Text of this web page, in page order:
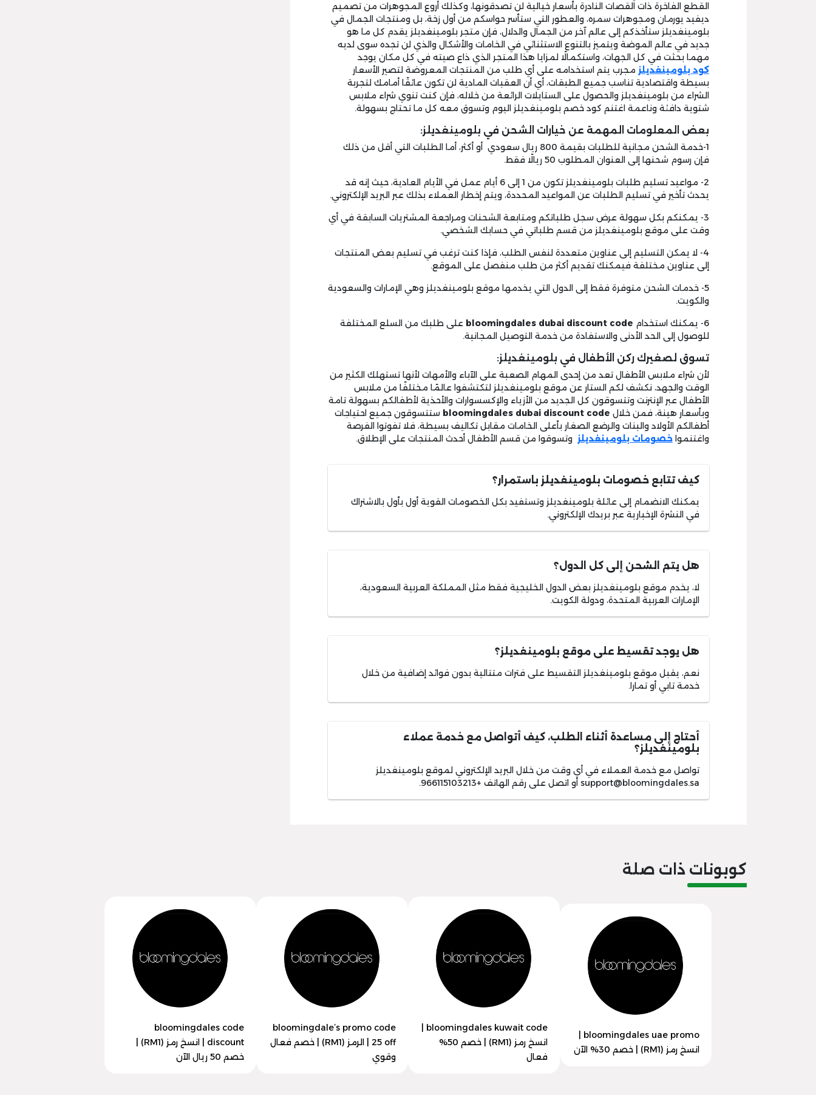
القطع الفاخرة ذات القصات النادرة بأسعار خيالية لن تصدقونها، وكذلك أروع المجوهرات من تصميم
ديفيد يورمان ومجوهرات سمره، والعطور التي ستأسر حواسكم من أول زخة، بل ومنتجات الجمال في
بلومينغديلز ستأخذكم إلى عالم آخر من الجمال والدلال، فإن متجر بلومينغديلز يقدم كل ما هو
جديد في عالم الموضة ويتميز بالتنوع الاستثنائي في الخامات والأشكال والذي لن تجده سوى لديه
مهما بحثت في كل الجهات، واستكمالًا لمزايا هذا المتجر الذي ذاع صيته في كل مكان يوجد
كود بلومينغديلز مجرب يتم استخدامه على أي طلب من المنتجات المعروضة لتصير الأسعار
بسيطة واقتصادية تناسب جميع الطبقات، أي أن العقبات المادية لن تكون عائقًا أمامك لتجربة
الشراء من بلومينغديلز والحصول على الستايلات الرائعة من خلاله، فإن كنت تنوي شراء ملابس
شتوية دافئة وناعمة اغتنم كود خصم بلومينغديلز اليوم وتسوق معه كل ما تحتاج بسهولة.
بعض المعلومات المهمة عن خيارات الشحن في بلومينغديلز:
1-خدمة الشحن مجانية للطلبات بقيمة 800 ريال سعودي أو أكثر، أما الطلبات التي أقل من ذلك
فإن رسوم شحنها إلى العنوان المطلوب 50 ريالًا فقط.
2- مواعيد تسليم طلبات بلومينغديلز تكون من 1 إلى 6 أيام عمل في الأيام العادية، حيث إنه قد
يحدث تأخير في تسليم الطلبات عن المواعيد المحددة، ويتم إخطار العملاء بذلك عبر البريد الإلكتروني.
3- يمكنكم بكل سهولة عرض سجل طلباتكم ومتابعة الشحنات ومراجعة المشتريات السابقة في أي
وقت على موقع بلومينغديلز من قسم طلباتي في حسابك الشخصي.
4- لا يمكن التسليم إلى عناوين متعددة لنفس الطلب، فإذا كنت ترغب في تسليم بعض المنتجات
إلى عناوين مختلفة فيمكنك تقديم أكثر من طلب منفصل على الموقع.
5- خدمات الشحن متوفرة فقط إلى الدول التي يخدمها موقع بلومينغديلز وهي الإمارات والسعودية
والكويت.
6- يمكنك استخدام bloomingdales dubai discount code على طلبك من السلع المختلفة
للوصول إلى الحد الأدنى والاستفادة من خدمة التوصيل المجانية.
تسوق لصغيرك ركن الأطفال في بلومينغديلز:
لأن شراء ملابس الأطفال تعد من إحدى المهام الصعبة على الآباء والأمهات لأنها تستهلك الكثير من
الوقت والجهد، نكشف لكم الستار عن موقع بلومينغديلز لتكتشفوا عالمًا مختلفًا من ملابس
الأطفال عبر الإنترنت وتتسوقون كل الجديد من الأزياء والإكسسوارات والأحذية لأطفالكم بسهولة تامة
وبأسعار هينة، فمن خلال bloomingdales dubai discount code ستتسوقون جميع احتياجات
أطفالكم الأولاد والبنات والرضع الصغار بأعلى الخامات مقابل تكاليف بسيطة، فلا تفوتوا الفرصة
واغتنموا خصومات بلومينغديلز وتسوقوا من قسم الأطفال أحدث المنتجات على الإطلاق.
كيف تتابع خصومات بلومينغديلز باستمرار؟
يمكنك الانضمام إلى عائلة بلومينغديلز وتستفيد بكل الخصومات القوية أول بأول بالاشتراك
في النشرة الإخبارية عبر بريدك الإلكتروني.
هل يتم الشحن إلى كل الدول؟
لا، يخدم موقع بلومينغديلز بعض الدول الخليجية فقط مثل المملكة العربية السعودية،
الإمارات العربية المتحدة، ودولة الكويت.
هل يوجد تقسيط على موقع بلومينغديلز؟
نعم، يقبل موقع بلومينغديلز التقسيط على فترات متتالية بدون فوائد إضافية من خلال
خدمة تابي أو تمارا.
أحتاج إلى مساعدة أثناء الطلب، كيف أتواصل مع خدمة عملاء
بلومينغديلز؟
تواصل مع خدمة العملاء في أي وقت من خلال البريد الإلكتروني لموقع بلومينغديلز
support@bloomingdales.sa أو اتصل على رقم الهاتف +966115103213.
كوبونات ذات صلة
انسخ رمز (RM1) | خصم 30% الآن
انسخ رمز (RM1) | خصم 50%
فعال
bloomingdale’s promo code
25 off | الرمز (RM1) | خصم فعال
وقوي
bloomingdales code
discount | انسخ رمز (RM1) |
خصم 50 ريال الآن